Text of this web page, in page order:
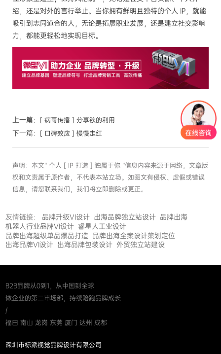
绍，还是对外的言行举止。当你拥有鲜明且独特的个人 IP，就能
吸引到志同道合的人，无论是拓展职业发展，还是建立社交影响
力，都能更轻松地实现目标。
上一篇： [ 病毒传播 ] 分享欲的利用
下一篇： [ 口碑效应 ] 慢慢走红
声明：本文“ 个人 [ IP 打造 ] 独属于你 ”信息内容来源于网络，文章版
权和文责属于原作者，不代表本站立场。如图文有侵权、虚假或错误
信息，请您联系我们，我们将立即删除或更正。
友情链接： 品牌升级VI设计 出海品牌独立站设计 品牌出海
机器人行业品牌VI设计 睿星人工业设计
品牌出海超级单品爆品打造 品牌出海全案设计策划定位
出海品牌VI设计 出海品牌包装设计 外贸独立站建设
B2B品牌从0到1，从中国到全球
做企业的第二市场部，持续陪跑品牌成长
/
福田 南山 龙岗 东莞 厦门 达州 成都
深圳市标派视觉品牌设计有限公司